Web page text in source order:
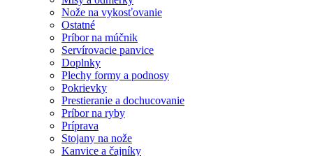
Nože na vykosťovanie
Ostatné
Príbor na múčnik
Servírovacie panvice
Doplnky
Plechy formy a podnosy
Pokrievky
Prestieranie a dochucovanie
Príbor na ryby
Príprava
Stojany na nože
Kanvice a čajníky